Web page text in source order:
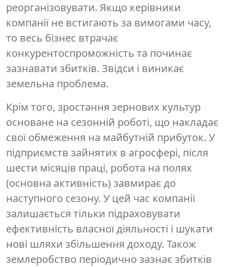
реорганізовувати. Якщо керівники
компанії не встигають за вимогами часу,
то весь бізнес втрачає
конкурентоспроможність та починає
зазнавати збитків. Звідси і виникає
земельна проблема.
Крім того, зростання зернових культур
основане на сезонній роботі, що накладає
свої обмеження на майбутній прибуток. У
підприємств зайнятих в агросфері, після
шести місяців праці, робота на полях
(основна активність) завмирає до
наступного сезону. У цей час компанії
залишається тільки підраховувати
ефективність власної діяльності і шукати
нові шляхи збільшення доходу. Також
землеробство періодично зазнає збитків